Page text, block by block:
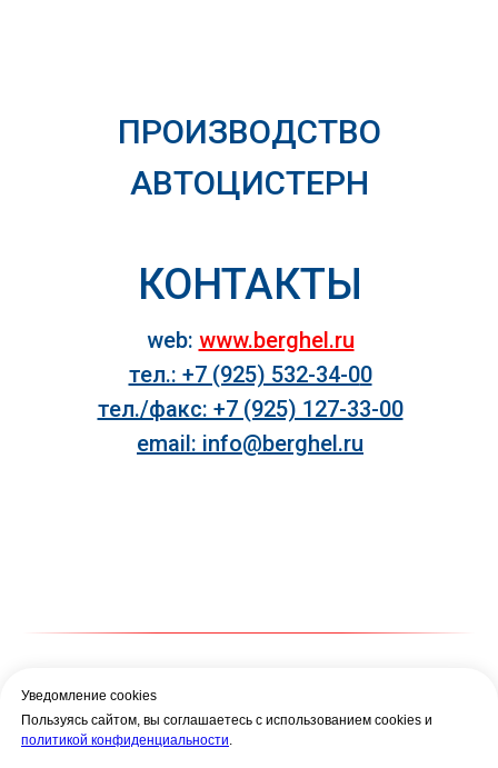
Уведомление cookies
Пользуясь сайтом, вы соглашаетесь с использованием cookies и
политикой конфиденциальности.
ПРОИЗВОДСТВО
АВТОЦИСТЕРН
КОНТАКТЫ
web: www.berghel.ru
тел.: +7 (925) 532-34-00
тел./факс: +7 (925) 127-33-00
email: info@berghel.ru
ГЛАВНАЯ КАТАЛОГ ПРИМЕНЕНИЕ